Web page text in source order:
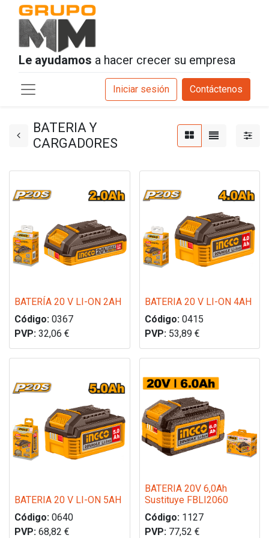
Le ayudamos a hacer crecer su empresa
Iniciar sesión Contáctenos
BATERIA Y
CARGADORES
BATERÍA 20 V LI-ON 2AH
Código: 0367
PVP: 32,06 €
BATERIA 20 V LI-ON 4AH
Código: 0415
PVP: 53,89€
BATERIA 20 V LI-ON 5AH
Código: 0640
PVP: 68,82 €
BATERIA 20V 6,0Ah
Sustituye FBLI2060
Código: 1127
PVP: 77,52 €